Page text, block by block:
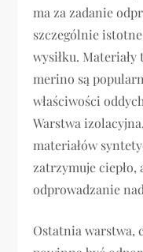
ma za zadanie
szczególnie
wysiłku.
merino są
właściwości
Warstwa
materiałów
zatrzymuje ciepło,
odprowadzanie
Ostatnia warstwa,